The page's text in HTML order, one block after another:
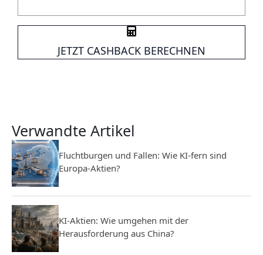
JETZT CASHBACK BERECHNEN
Verwandte Artikel
Fluchtburgen und Fallen: Wie KI-fern sind
Europa-Aktien?
KI-Aktien: Wie umgehen mit der
Herausforderung aus China?